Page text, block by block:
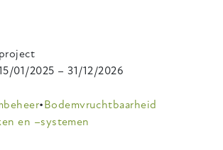
project
01/2025 –31/12/2026
Bodemvruchtbaarheid
en –systemen